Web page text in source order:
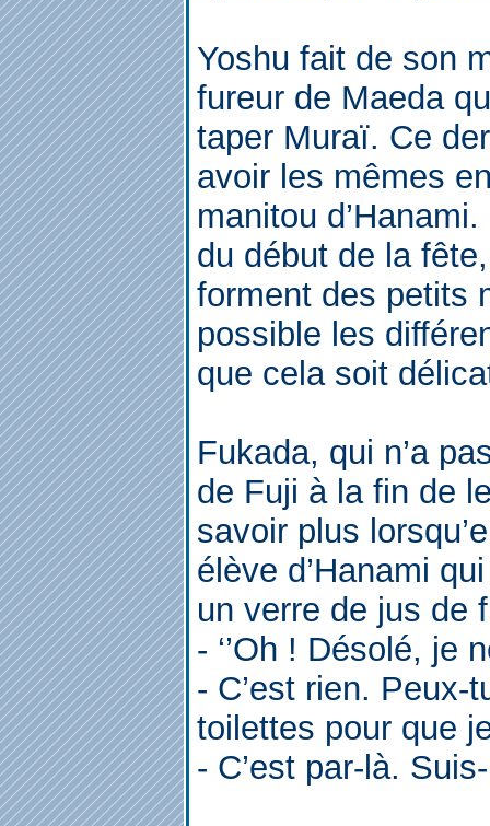
Yoshu fait de son
fureur de Maeda
taper Muraï. Ce
avoir les mêmes
manitou
du début de la
forment des petits
possible les
que cela soit
Fukada, qui n’a
de Fuji à la fin de
savoir plus
élève d’Hanami
un verre de jus de
- ‘’Oh ! Désolé, je
- C’est rien. Peux-
toilettes pour que
- C’est par-là. Suis-